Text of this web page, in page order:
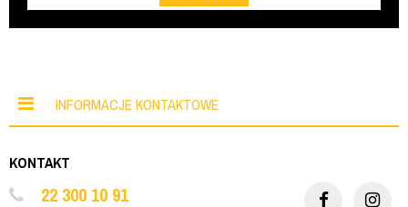
INFORMACJE KONTAKTOWE
KONTAKT
22 300 10 91